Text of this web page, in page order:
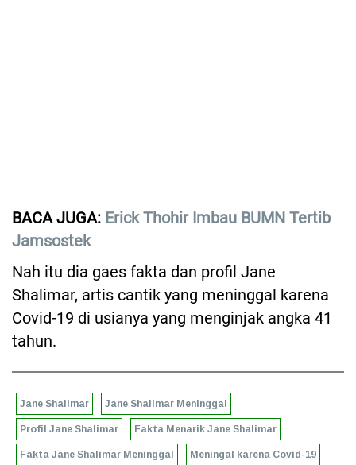
BACA JUGA: Erick Thohir Imbau BUMN Tertib
Jamsostek
Nah itu dia gaes fakta dan profil Jane
Shalimar, artis cantik yang meninggal karena
Covid-19 di usianya yang menginjak angka 41
tahun.
Jane Shalimar Jane Shalimar Meninggal
Profil Jane Shalimar Fakta Menarik Jane Shalimar
Fakta Jane Shalimar Meninggal Meningal karena Covid-19